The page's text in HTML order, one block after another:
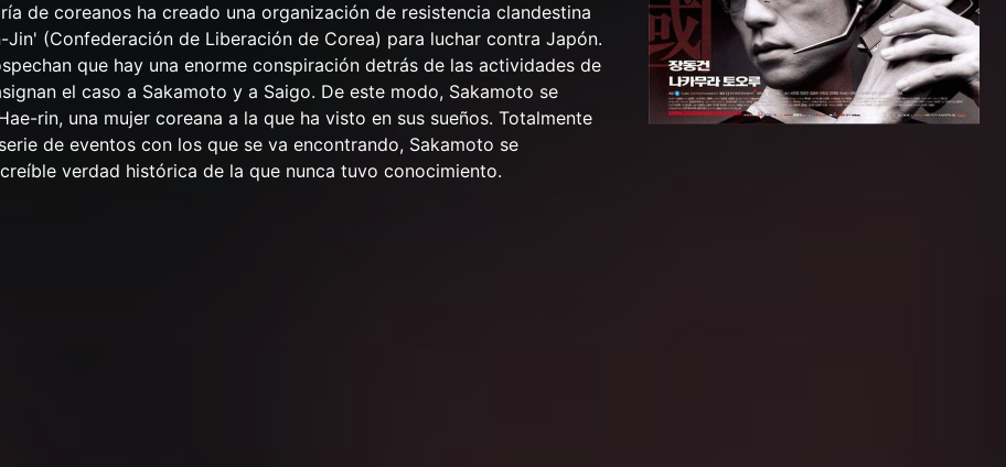
de coreanos ha creado una organización de resistencia clandestina
Jin' (Confederación de Liberación de Corea) para luchar contra Japón.
que hay una enorme conspiración detrás de las actividades de
el caso a Sakamoto y a Saigo. De este modo, Sakamoto se
rin, una mujer coreana a la que ha visto en sus sueños. Totalmente
de eventos con los que se va encontrando, Sakamoto se
verdad histórica de la que nunca tuvo conocimiento.